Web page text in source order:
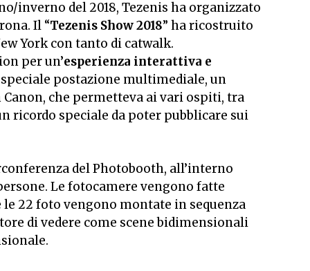
inverno del 2018, Tezenis ha organizzato
Il “Tezenis Show 2018” ha ricostruito
York con tanto di catwalk.
per un’esperienza interattiva e
postazione multimediale, un
che permetteva ai vari ospiti, tra
ricordo speciale da poter pubblicare sui
del Photobooth, all’interno
Le fotocamere vengono fatte
22 foto vengono montate in sequenza
di vedere come scene bidimensionali